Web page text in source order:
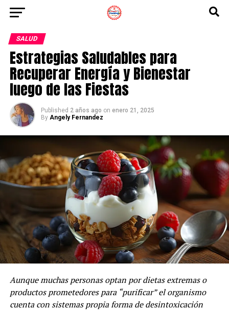
SALUD
Estrategias Saludables para
Recuperar Energía y Bienestar
luego de las Fiestas
Published 2 años ago on enero 21, 2025
By Angely Fernandez
Aunque muchas personas optan por dietas extremas o
productos prometedores para “purificar” el organismo
cuenta con sistemas propia forma de desintoxicación